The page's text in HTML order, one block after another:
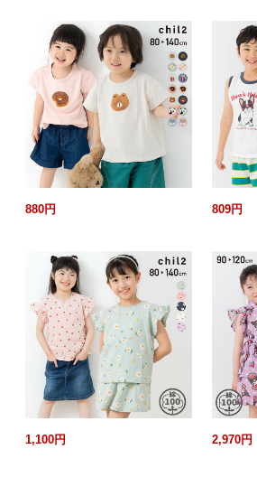
880円 809円
1,100円 2,970円